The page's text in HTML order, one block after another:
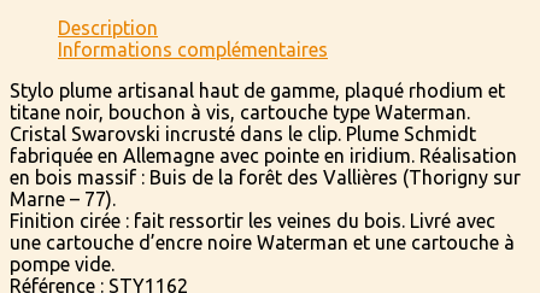
Description
Informations complémentaires
Stylo plume artisanal haut de gamme, plaqué rhodium et
titane noir, bouchon à vis, cartouche type Waterman.
Cristal Swarovski incrusté dans le clip. Plume Schmidt
fabriquée en Allemagne avec pointe en iridium. Réalisation
en bois massif : Buis de la forêt des Vallières (Thorigny sur
Marne – 77).
Finition cirée : fait ressortir les veines du bois. Livré avec
une cartouche d’encre noire Waterman et une cartouche à
pompe vide.
Référence : STY1162